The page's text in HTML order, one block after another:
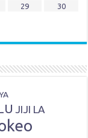
29
30
JIJI LA